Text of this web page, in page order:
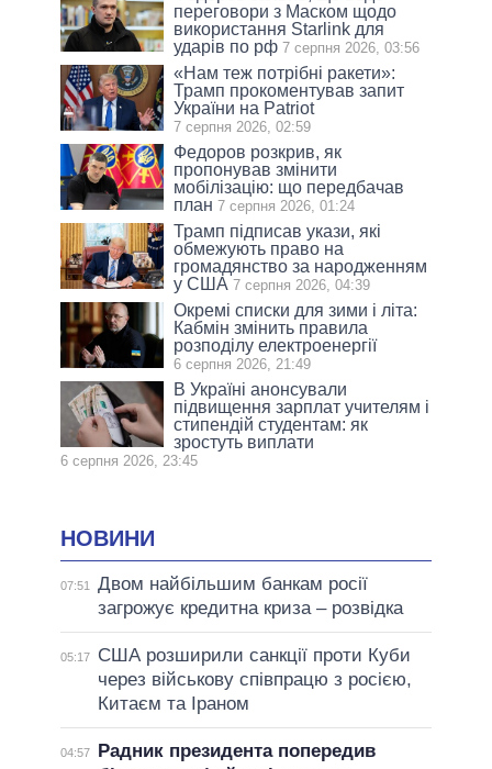
переговори з Маском щодо
використання Starlink для
ударів по рф 7 серпня 2026, 03:56
«Нам теж потрібні ракети»:
Трамп прокоментував запит
України на Patriot
7 серпня 2026, 02:59
Федоров розкрив, як
пропонував змінити
мобілізацію: що передбачав
план 7 серпня 2026, 01:24
Трамп підписав укази, які
обмежують право на
громадянство за народженням
у США 7 серпня 2026, 04:39
Окремі списки для зими і літа:
Кабмін змінить правила
розподілу електроенергії
6 серпня 2026, 21:49
В Україні анонсували
підвищення зарплат учителям і
стипендій студентам: як
зростуть виплати
6 серпня 2026, 23:45
НОВИНИ
07:51
Двом найбільшим банкам росії
загрожує кредитна криза – розвідка
05:17
США розширили санкції проти Куби
через військову співпрацю з росією,
Китаєм та Іраном
04:57
Радник президента попередив